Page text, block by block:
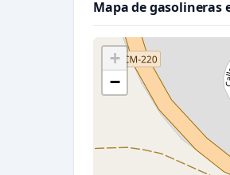
Mapa de gasolineras
+
−